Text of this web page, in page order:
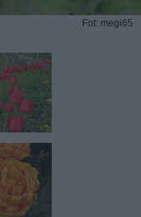
Fot: megi65